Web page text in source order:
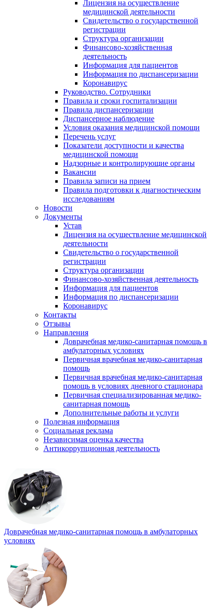
Лицензия на осуществление
медицинской деятельности
Свидетельство о государственной
регистрации
Структура организации
Финансово-хозяйственная
деятельность
Информация для пациентов
Информация по диспансеризации
Коронавирус
Руководство. Сотрудники
Правила и сроки госпитализации
Правила диспансеризации
Диспансерное наблюдение
Условия оказания медицинской помощи
Перечень услуг
Показатели доступности и качества
медицинской помощи
Надзорные и контролирующие органы
Вакансии
Правила записи на прием
Правила подготовки к диагностическим
исследованиям
Новости
Документы
Устав
Лицензия на осуществление медицинской
деятельности
Свидетельство о государственной
регистрации
Структура организации
Финансово-хозяйственная деятельность
Информация для пациентов
Информация по диспансеризации
Коронавирус
Контакты
Отзывы
Направления
Доврачебная медико-санитарная помощь в
амбулаторных условиях
Первичная врачебная медико-санитарная
помощь
Первичная врачебная медико-санитарная
помощь в условиях дневного стационара
Первичная специализированная медико-
санитарная помощь
Дополнительные работы и услуги
Полезная информация
Социальная реклама
Независимая оценка качества
Антикоррупционная деятельность
Доврачебная медико-санитарная помощь в амбулаторных
условиях